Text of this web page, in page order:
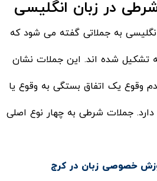
در زبان انگلیسی
به جملاتی گفته می شود که
تشکیل شده اند. این جملات نشان
وقوع یک اتفاق بستگی به وقوع یا
جملات شرطی به چهار نوع اصلی
خصوصی زبان در کرج